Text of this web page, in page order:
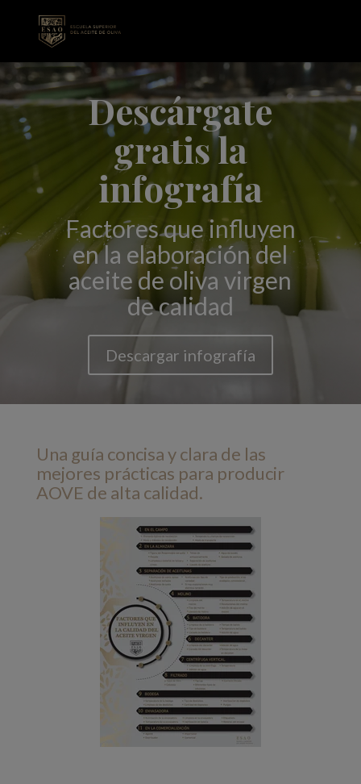
Descárgate
gratis la
infografía
Factores que influyen
en la elaboración del
aceite de oliva virgen
de calidad
Descargar infografía
Una guía concisa y clara de las
mejores prácticas para producir
AOVE de alta calidad.